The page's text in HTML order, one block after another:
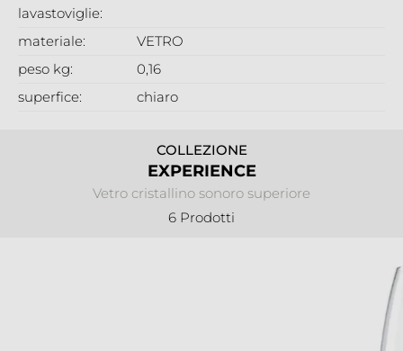
COLLEZIONE
EXPERIENCE
Vetro cristallino sonoro superiore
6 Prodotti
lavastoviglie:
materiale:
VETRO
peso kg:
0,16
superfice:
chiaro